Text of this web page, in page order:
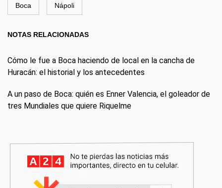
Boca Nápoli
NOTAS RELACIONADAS
Cómo le fue a Boca haciendo de local en la cancha de
Huracán: el historial y los antecedentes
A un paso de Boca: quién es Enner Valencia, el goleador de
tres Mundiales que quiere Riquelme